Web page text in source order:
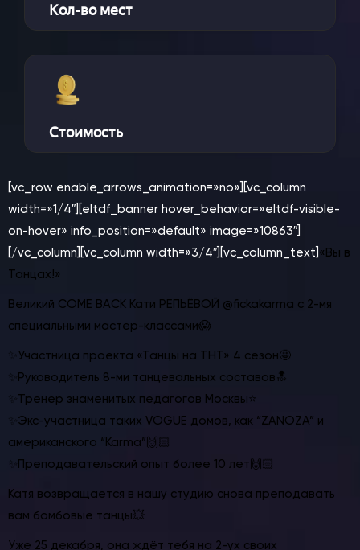
Кол-во мест
Стоимость
[vc_row enable_arrows_animation=»no»][vc_column
width=»1/4″][eltdf_banner hover_behavior=»eltdf-visible-
on-hover» info_position=»default» image=»10863″]
[/vc_column][vc_column width=»3/4″][vc_column_text] «Вы в
Танцах!»
Великий COME BACK Кати РЕПЬЁВОЙ @fickakarma с 2-мя
специальными мастер-классами😱
✨Участница проекта «Танцы на ТНТ» 4 сезон🤩
✨Руководитель 8-ми танцевальных составов🔝
✨Тренер знаменитых педагогов Москвы⭐️
✨Экс-участница таких VOGUE домов, как “ZANOZA” и
американского “Karma”🙌🏻
✨Преподавательский опыт более 10 лет🙌🏻
Катя возвращается в нашу студию снова преподавать
вам бомбовые танцы💥
Уже 25 декабря, она ждёт тебя на 2-ух своих